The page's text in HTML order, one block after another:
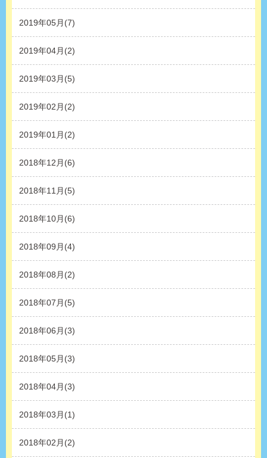
2019年05月(7)
2019年04月(2)
2019年03月(5)
2019年02月(2)
2019年01月(2)
2018年12月(6)
2018年11月(5)
2018年10月(6)
2018年09月(4)
2018年08月(2)
2018年07月(5)
2018年06月(3)
2018年05月(3)
2018年04月(3)
2018年03月(1)
2018年02月(2)